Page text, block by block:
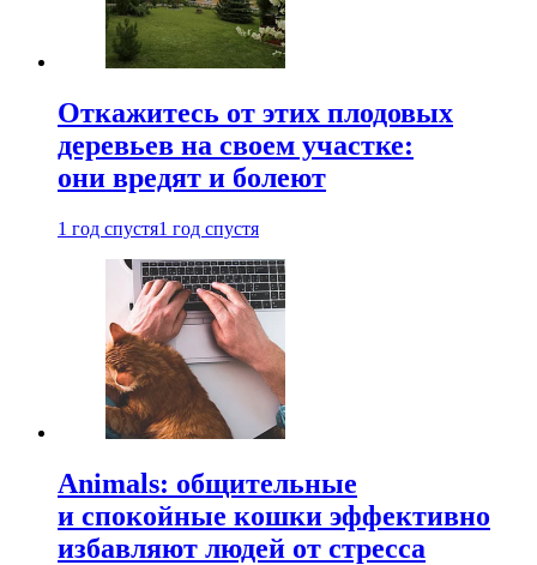
Откажитесь от этих плодовых
деревьев на своем участке:
они вредят и болеют
1 год спустя1 год спустя
Animals: общительные
и спокойные кошки эффективно
избавляют людей от стресса